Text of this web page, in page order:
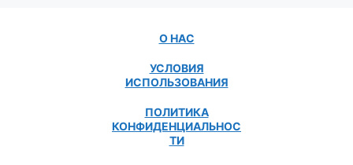
О НАС
УСЛОВИЯ
ИСПОЛЬЗОВАНИЯ
ПОЛИТИКА
КОНФИДЕНЦИАЛЬНОС
ТИ